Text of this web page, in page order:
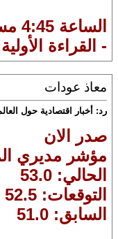
الساعة 4:45 مساءً :
- القراءة
معاذ عودات
رد: أخبار اقتصادية حول
صدر الان
مؤشر مديري
الحالي: 53.0
التوقعات: 52.5
السابق: 51.0